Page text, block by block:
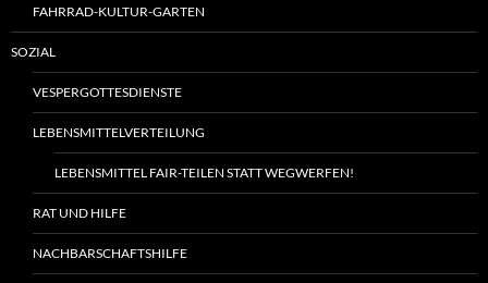
FAHRRAD-KULTUR-GARTEN
SOZIAL
VESPERGOTTESDIENSTE
LEBENSMITTELVERTEILUNG
LEBENSMITTEL FAIR-TEILEN STATT WEGWERFEN!
RAT UND HILFE
NACHBARSCHAFTSHILFE